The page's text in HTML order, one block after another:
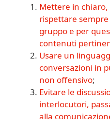
Mettere in
rispettare
gruppo e per
contenuti
Usare un
conversazioni in
non offensivo;
Evitare le
interlocutori,
alla